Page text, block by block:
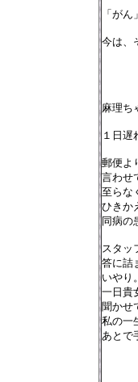
「が
今は、
麻理ち
１日遅
郵便よ
言わせ
至らな
ひきか
同病の
スタッ
答に詰
いやり
一日貴
聞かせ
私の一
あとで